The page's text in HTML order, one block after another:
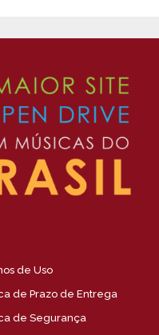
de Uso
de Prazo de Entrega
de Segurança